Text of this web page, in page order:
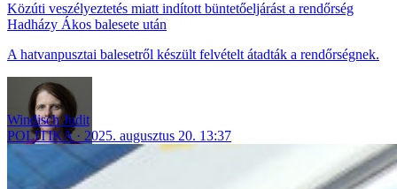
Közúti veszélyeztetés miatt indított büntetőeljárást a rendőrség
Hadházy Ákos balesete után
A hatvanpusztai balesetről készült felvételt átadták a rendőrségnek.
Windisch Judit
POLITIKA
2025. augusztus 20. 13:37